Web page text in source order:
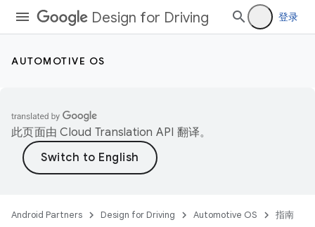
Design for Driving 登录
AUTOMOTIVE OS
此页面由Cloud Translation API 翻译。
Android Partners Design for Driving Automotive OS 指南